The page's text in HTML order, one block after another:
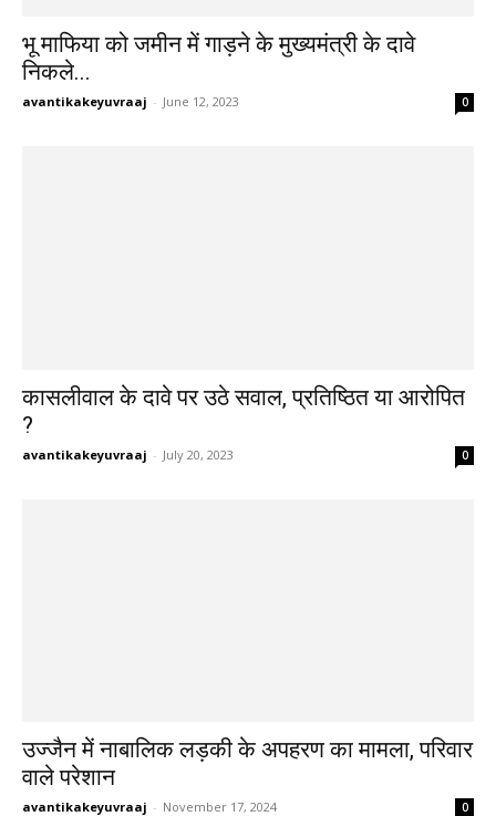
भू माफिया को जमीन में गाड़ने के मुख्यमंत्री के दावे
निकले...
avantikakeyuvraaj - June 12, 2023 0
कासलीवाल के दावे पर उठे सवाल, प्रतिष्ठित या आरोपित
?
avantikakeyuvraaj - July 20, 2023 0
उज्जैन में नाबालिक लड़की के अपहरण का मामला, परिवार
वाले परेशान
avantikakeyuvraaj - November 17, 2024 0